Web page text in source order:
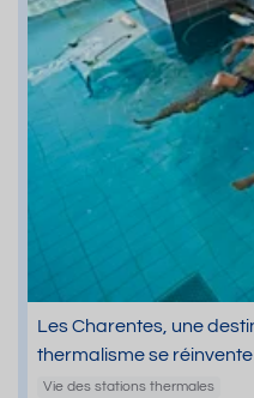
Les Charentes, une
thermalisme se réinvente
Vie des stations thermales